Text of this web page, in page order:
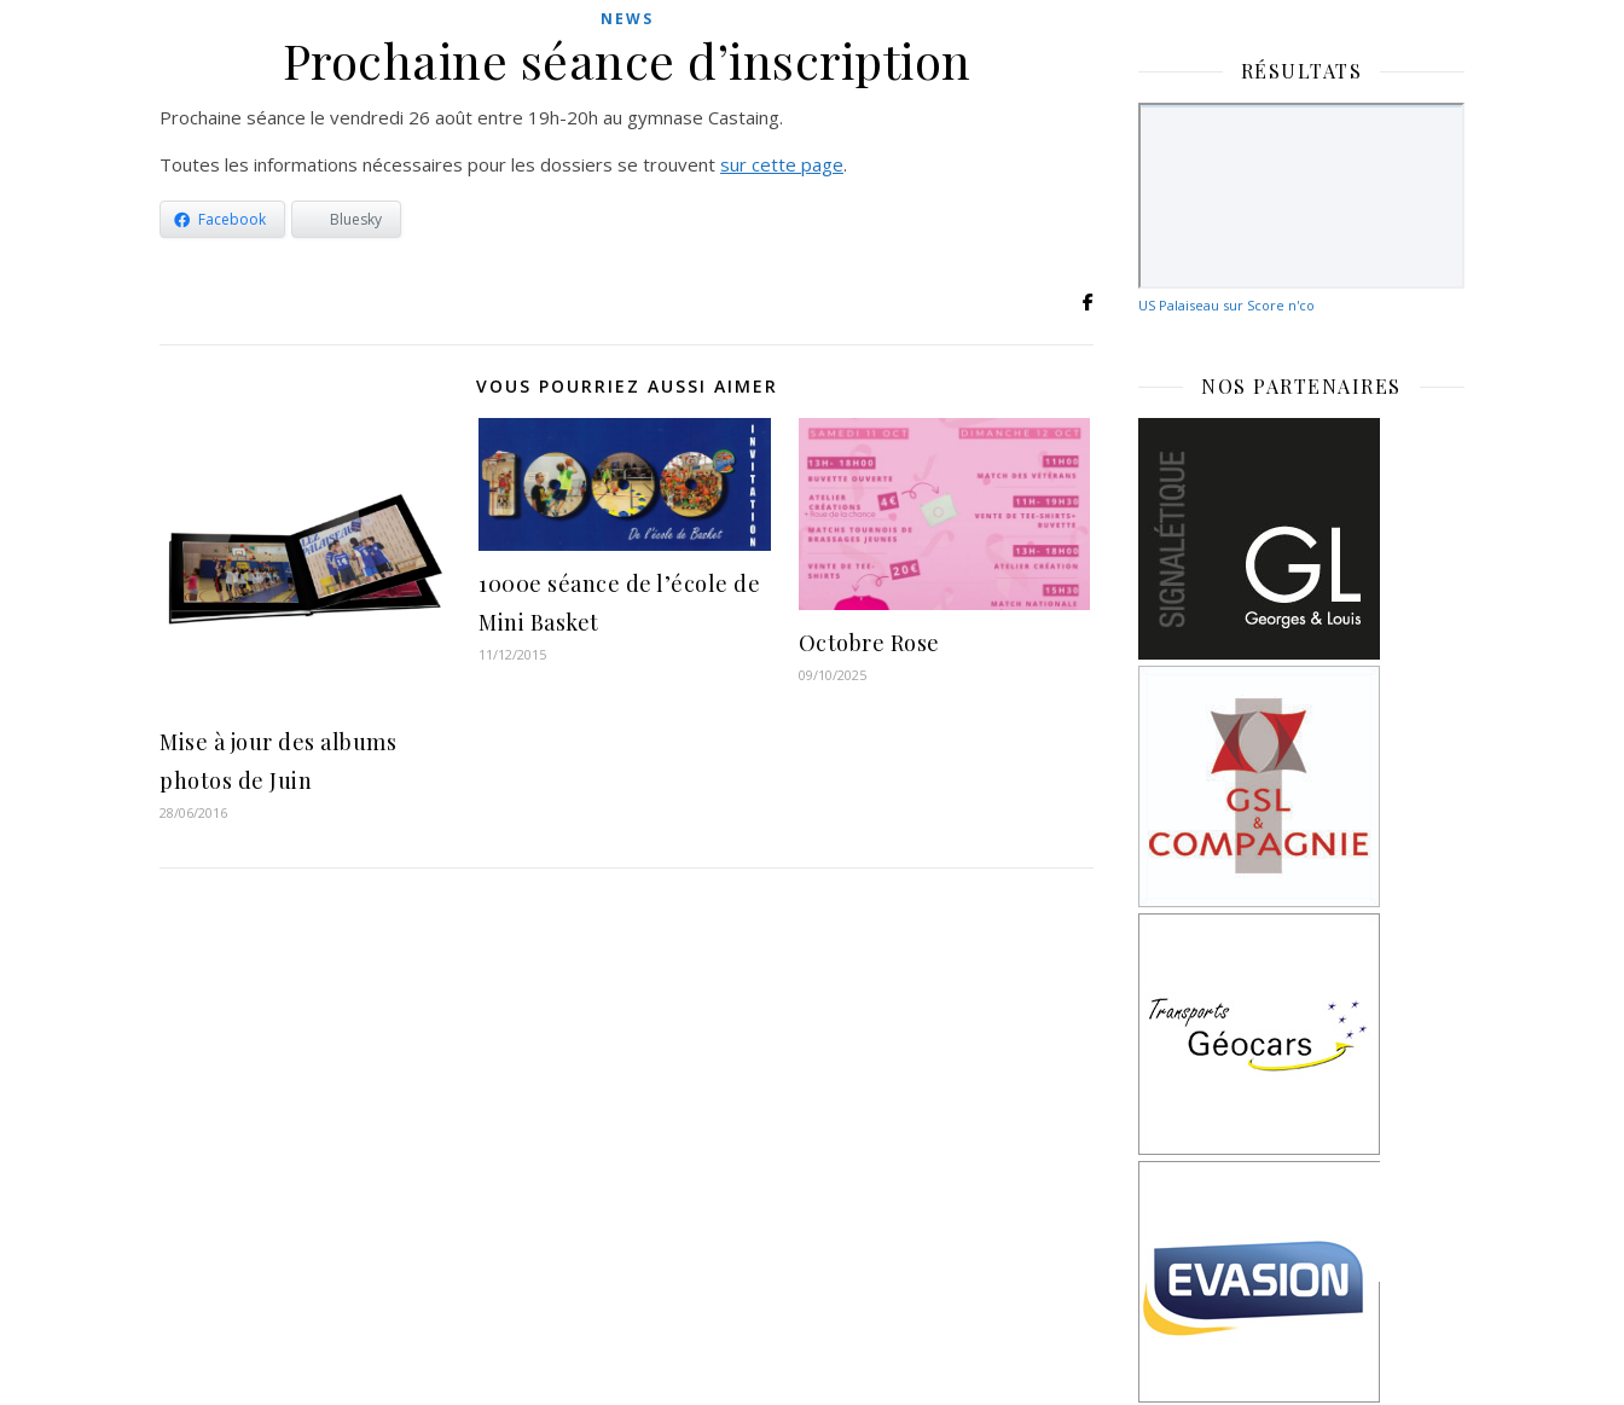
NEWS
Prochaine séance d’inscription
Prochaine séance le vendredi 26 août entre 19h-20h au gymnase Castaing.
Toutes les informations nécessaires pour les dossiers se trouvent sur cette page.
Facebook Bluesky
VOUS POURRIEZ AUSSI AIMER
Mise à jour des albums
photos de Juin
28/06/2016
1000e séance de l’école de
Mini Basket
11/12/2015 Octobre Rose
09/10/2025
RÉSULTATS
US Palaiseau sur Score n'co
NOS PARTENAIRES